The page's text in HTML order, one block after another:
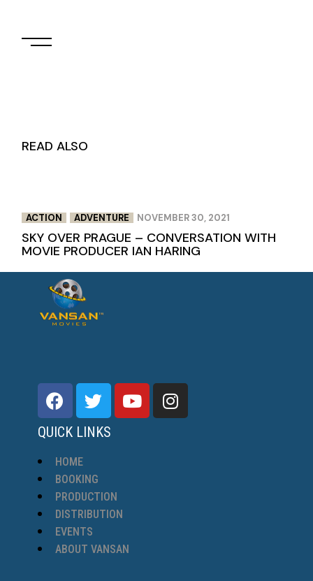
READ ALSO
ACTION ADVENTURE NOVEMBER 30, 2021
SKY OVER PRAGUE – CONVERSATION WITH
MOVIE PRODUCER IAN HARING
QUICK LINKS
HOME
BOOKING
PRODUCTION
DISTRIBUTION
EVENTS
ABOUT VANSAN